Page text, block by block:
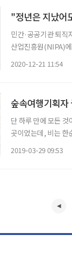
"정년은 지났어
민간·공공기관 퇴직
산업진흥원(NIPA)
2020-12-21 11:54
숲속여행기획자
단 하루 만에 모든
곳이었는데, 비는 한
2019-03-29 09:53